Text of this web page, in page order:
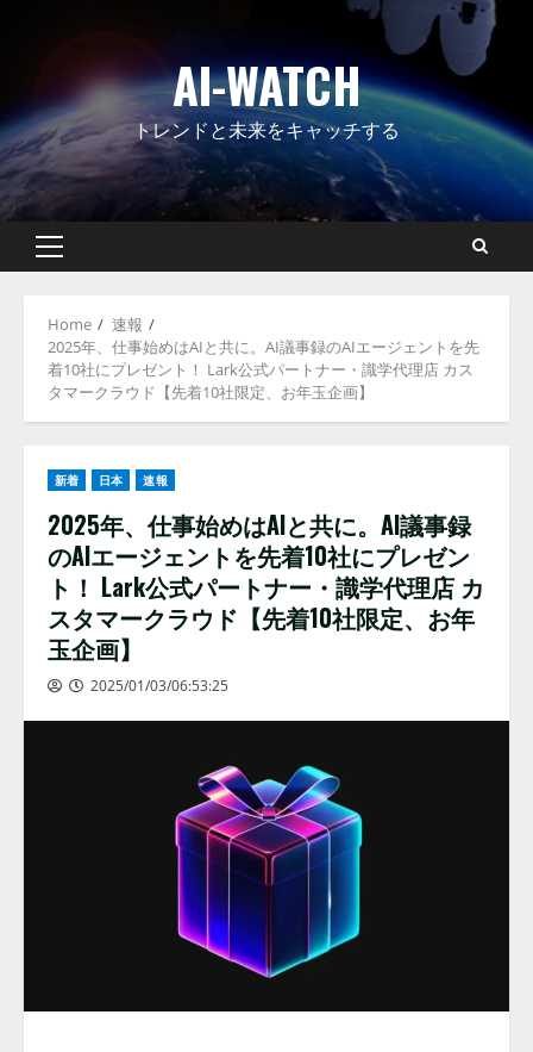
AI-WATCH
トレンドと未来をキャッチする
Primary
Home
速報
2025年、仕事始めはAIと共に。AI議事録のAIエージェントを先
着10社にプレゼント！ Lark公式パートナー・識学代理店 カス
タマークラウド【先着10社限定、お年玉企画】
新着 日本 速報
2025年、仕事始めはAIと共に。AI議事録
のAIエージェントを先着10社にプレゼン
ト！ Lark公式パートナー・識学代理店 カ
スタマークラウド【先着10社限定、お年
玉企画】
2025/01/03/06:53:25